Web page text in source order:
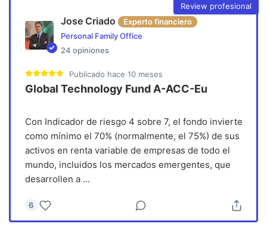
Review profesional
Jose Criado
Experto financiero
Personal Family Office
24 opiniones
Publicado hace 10 meses
Global Technology Fund A-ACC-Eu
Con Indicador de riesgo 4 sobre 7, el fondo invierte
como mínimo el 70% (normalmente, el 75%) de sus
activos en renta variable de empresas de todo el
mundo, incluidos los mercados emergentes, que
desarrollen a...
6